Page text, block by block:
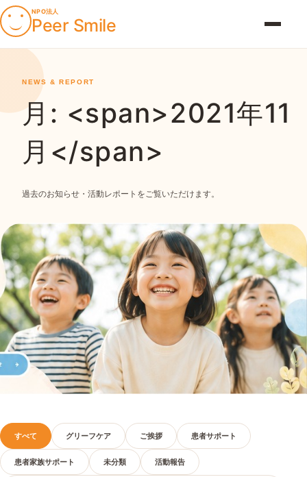
NPO法人
Peer Smile
NEWS & REPORT
月: <span>2021年11
月</span>
過去のお知らせ・活動レポートをご覧いただけます。
すべて グリーフケア ご挨拶 患者サポート
患者家族サポート 未分類 活動報告